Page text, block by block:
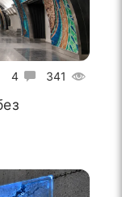
4 341